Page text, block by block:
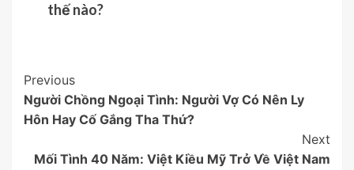
thế nào?
Post
Navigation
Previous
Người Chồng Ngoại Tình: Người Vợ Có Nên Ly
Hôn Hay Cố Gắng Tha Thứ?
Next
Mối Tình 40 Năm: Việt Kiều Mỹ Trở Về Việt Nam